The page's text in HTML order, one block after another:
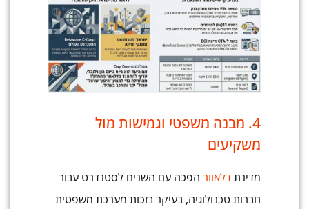
4. מבנה משפטי וגמישות מול
משקיעים
מדינתדלאוור הפכה עם השנים לסטנדרט עבור
חברות טכנולוגיה, בעיקר בזכות מערכת משפטית